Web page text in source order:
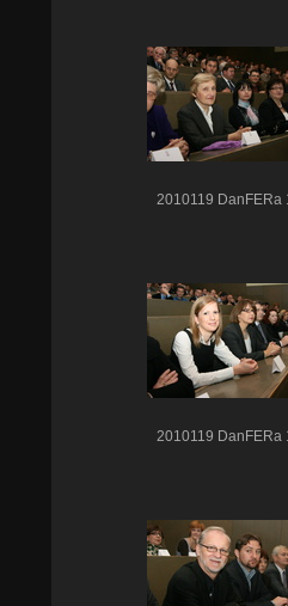
2010119 DanFERa
2010119 DanFERa